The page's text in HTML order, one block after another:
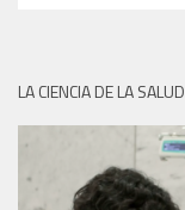
LA CIENCIA DE LA SALUD